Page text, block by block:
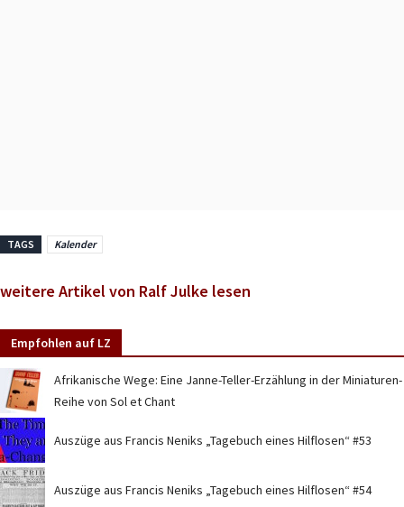
TAGS Kalender
weitere Artikel von Ralf Julke lesen
Empfohlen auf LZ
Afrikanische Wege: Eine Janne-Teller-Erzählung in der Miniaturen-
Reihe von Sol et Chant
Auszüge aus Francis Neniks „Tagebuch eines Hilflosen“ #53
Auszüge aus Francis Neniks „Tagebuch eines Hilflosen“ #54